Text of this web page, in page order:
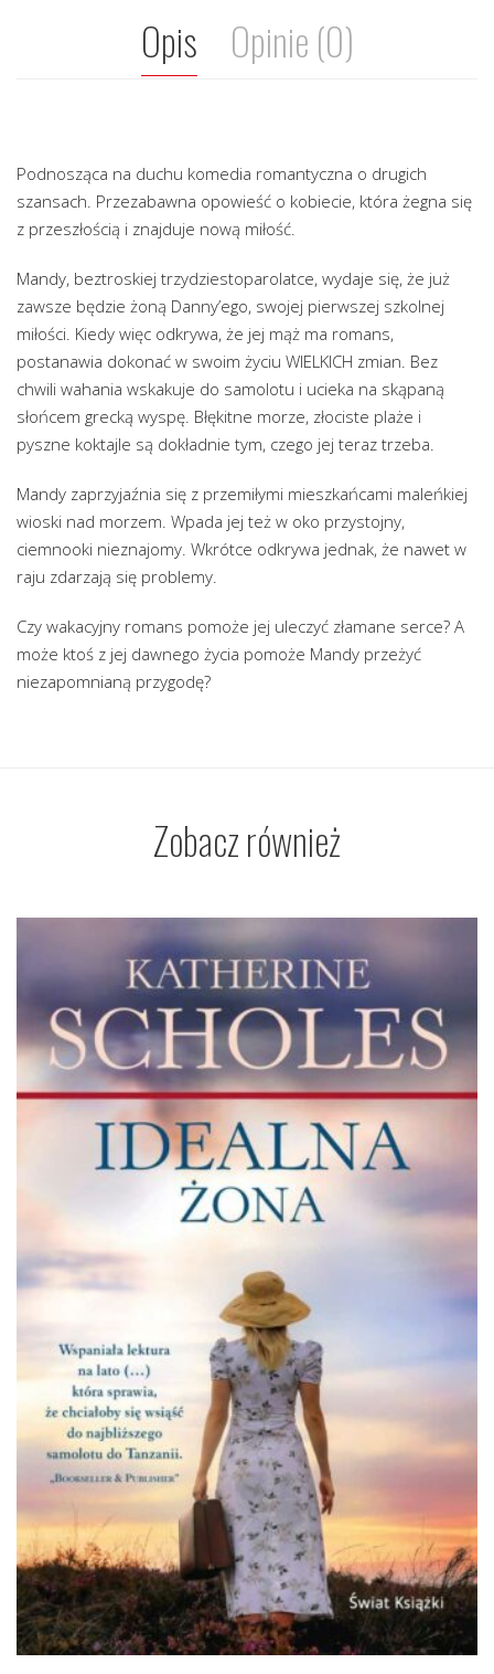
Opis Opinie (0)
Podnosząca na duchu komedia romantyczna o drugich
szansach. Przezabawna opowieść o kobiecie, która żegna się
z przeszłością i znajduje nową miłość.
Mandy, beztroskiej trzydziestoparolatce, wydaje się, że już
zawsze będzie żoną Danny’ego, swojej pierwszej szkolnej
miłości. Kiedy więc odkrywa, że jej mąż ma romans,
postanawia dokonać w swoim życiu WIELKICH zmian. Bez
chwili wahania wskakuje do samolotu i ucieka na skąpaną
słońcem grecką wyspę. Błękitne morze, złociste plaże i
pyszne koktajle są dokładnie tym, czego jej teraz trzeba.
Mandy zaprzyjaźnia się z przemiłymi mieszkańcami maleńkiej
wioski nad morzem. Wpada jej też w oko przystojny,
ciemnooki nieznajomy. Wkrótce odkrywa jednak, że nawet w
raju zdarzają się problemy.
Czy wakacyjny romans pomoże jej uleczyć złamane serce? A
może ktoś z jej dawnego życia pomoże Mandy przeżyć
niezapomnianą przygodę?
Zobacz również